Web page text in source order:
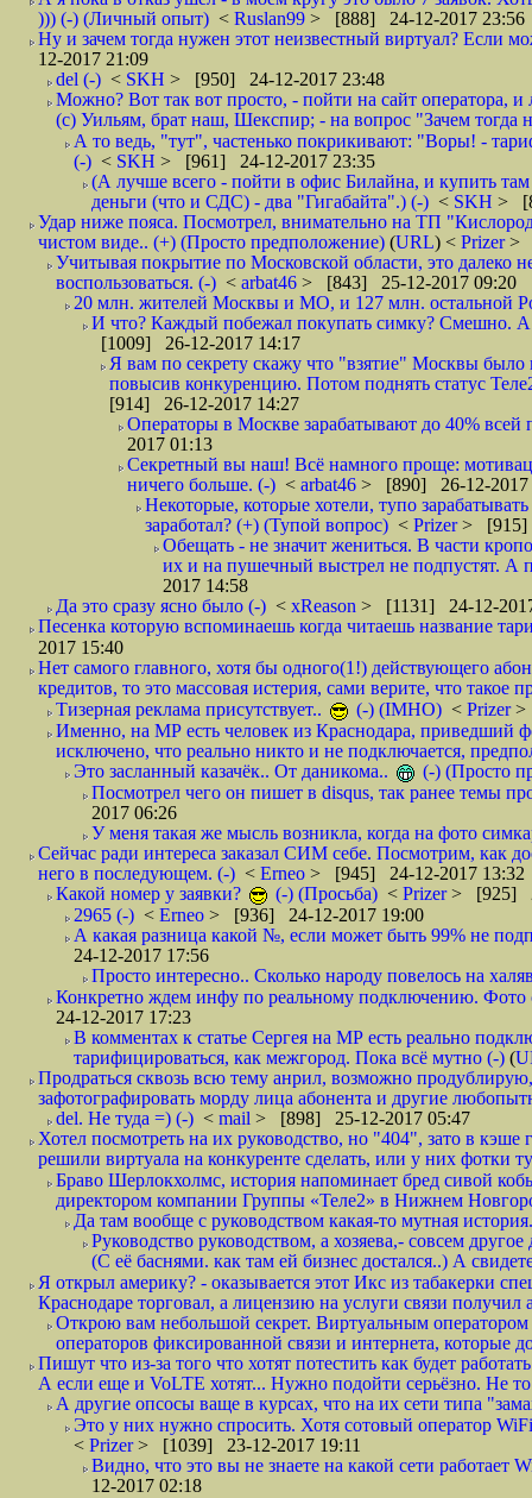
))) (-) (Личный опыт) < Ruslan99 > [888] 24-12-2017 23:56
Ну и зачем тогда нужен этот неизвестный виртуал? Если
12-2017 21:09
del (-) < SKH > [950] 24-12-2017 23:48
Можно? Вот так вот просто, - пойти на сайт оператора,
(с) Уильям, брат наш, Шекспир; - на вопрос "Зачем тогда
А то ведь, "тут", частенько покрикивают: "Воры! -
(-) < SKH > [961] 24-12-2017 23:35
(А лучше всего - пойти в офис Билайна, и купить
деньги (что и СДС) - два "Гигабайта".) (-) < SKH >
Удар ниже пояса. Посмотрел, внимательно на ТП
чистом виде.. (+) (Просто предположение) (URL) < Prizer>
Учитывая покрытие по Московской области, это далеко
воспользоваться. (-) < arbat46 > [843] 25-12-2017 09:20
20 млн. жителей Москвы и МО, и 127 млн. остальной
И что? Каждый побежал покупать симку? Смешно. А
[1009] 26-12-2017 14:17
Я вам по секрету скажу что "взятие" Москвы
повысив конкуренцию. Потом поднять статус
[914] 26-12-2017 14:27
Операторы в Москве зарабатывают до 40% всей
2017 01:13
Секретный вы наш! Всё намного проще:
ничего больше. (-) < arbat46 > [890] 26-12-2017
Некоторые, которые хотели, тупо
заработал? (+) (Тупой вопрос) < Prizer> [915]
Обещать - не значит жениться. В части
их и на пушечный выстрел не подпустят. А
2017 14:58
Да это сразу ясно было (-) < xReason > [1131] 24-12-
Песенка которую вспоминаешь когда читаешь название
2017 15:40
Нет самого главного, хотя бы одного(1!) действующего
кредитов, то это массовая истерия, сами верите, что такое
Тизерная реклама присутствует..
(-) (IMHO) < Prizer>
Именно, на МР есть человек из Краснодара, приведший
исключено, что реально никто и не подключается,
Это засланный казачёк.. От даникома..
(-) (Просто
Посмотрел чего он пишет в disqus, так ранее темы
2017 06:26
У меня такая же мысль возникла, когда на фото
Сейчас ради интереса заказал СИМ себе. Посмотрим, как
него в последующем. (-) < Erneo > [945] 24-12-2017 13:32
Какой номер у заявки?
(-) (Просьба) < Prizer> [925]
2965 (-) < Erneo > [936] 24-12-2017 19:00
А какая разница какой №, если может быть 99% не
24-12-2017 17:56
Просто интересно.. Сколько народу повелось на
Конкретно ждем инфу по реальному подключению. Фото
24-12-2017 17:23
В комментах к статье Сергея на МР есть реально
тарифицироваться, как межгород. Пока всё мутно (-) (
Продраться сквозь всю тему анрил, возможно
зафотографировать морду лица абонента и другие
del. Не туда =) (-) < mail > [898] 25-12-2017 05:47
Хотел посмотреть на их руководство, но "404", зато в
решили виртуала на конкуренте сделать, или у них фотки
Браво Шерлокхолмс, история напоминает бред сивой
директором компании Группы «Теле2» в Нижнем
Да там вообще с руководством какая-то мутная
Руководство руководством, а хозяева,- совсем
(С её баснями. как там ей бизнес достался..) А
Я открыл америку? - оказывается этот Икс из табакерки
Краснодаре торговал, а лицензию на услуги связи получил
Открою вам небольшой секрет. Виртуальным оператором
операторов фиксированной связи и интернета, которые
Пишут что из-за того что хотят потестить как будет
А если еще и VoLTE хотят... Нужно подойти серьёзно. Не
А другие опсосы ваще в курсах, что на их сети типа
Это у них нужно спросить. Хотя сотовый оператор
< Prizer> [1039] 23-12-2017 19:11
Видно, что это вы не знаете на какой сети
12-2017 02:18